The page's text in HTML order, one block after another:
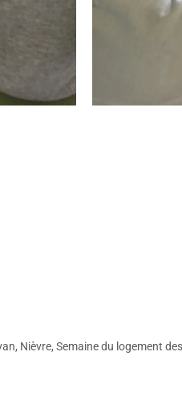
, Nièvre, Semaine du logement